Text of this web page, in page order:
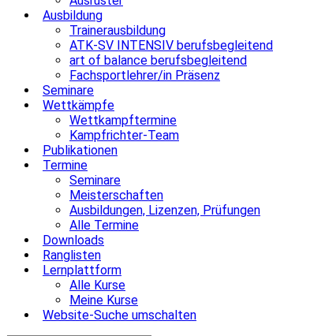
Ausbildung
Trainerausbildung
ATK-SV INTENSIV berufsbegleitend
art of balance berufsbegleitend
Fachsportlehrer/in Präsenz
Seminare
Wettkämpfe
Wettkampftermine
Kampfrichter-Team
Publikationen
Termine
Seminare
Meisterschaften
Ausbildungen, Lizenzen, Prüfungen
Alle Termine
Downloads
Ranglisten
Lernplattform
Alle Kurse
Meine Kurse
Website-Suche umschalten